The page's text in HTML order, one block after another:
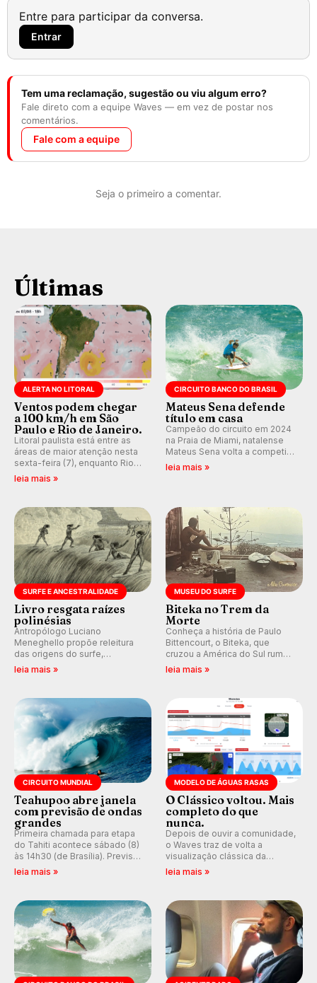
Entre para participar da conversa.
Entrar
Tem uma reclamação, sugestão ou viu algum erro?
Fale direto com a equipe Waves — em vez de postar nos
comentários.
Fale com a equipe
Seja o primeiro a comentar.
Últimas
ALERTA NO LITORAL
Ventos podem chegar
a 100 km/h em São
Paulo e Rio de Janeiro.
Litoral paulista está entre as
áreas de maior atenção nesta
sexta-feira (7), enquanto Rio
de Janeiro também recebe
km/h em Itanhaém.
leia mais »
CIRCUITO BANCO DO BRASIL
Mateus Sena defende
título em casa
Campeão do circuito em 2024
na Praia de Miami, natalense
Mateus Sena volta a competir
em casa em busca de manter a
leia mais »
SURFE E ANCESTRALIDADE
Livro resgata raízes
polinésias
Antropólogo Luciano
Meneghello propõe releitura
das origens do surfe,
resgatando a cultura polinésia
prática em esporte e indústria.
leia mais »
MUSEU DO SURFE
Biteka no Trem da
Morte
Conheça a história de Paulo
Bittencourt, o Biteka, que
cruzou a América do Sul rumo
ao Pacífico em uma jornada
leia mais »
CIRCUITO MUNDIAL
Teahupoo abre janela
com previsão de ondas
grandes
Primeira chamada para etapa
do Tahiti acontece sábado (8)
às 14h30 (de Brasília). Previsão
indica swell consistente.
Kelly Slater convidado.
leia mais »
MODELO DE ÁGUAS RASAS
O Clássico voltou. Mais
completo do que
nunca.
Depois de ouvir a comunidade,
o Waves traz de volta a
visualização clássica da
previsão de águas rasas,
ondas para até 16 dias.
leia mais »